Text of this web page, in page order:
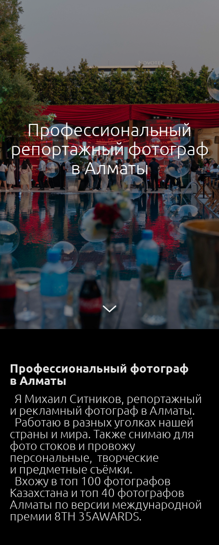
Профессиональный
репортажный фотограф
в Алматы
Профессиональный фотограф
в Алматы
Я Михаил Ситников, репортажный
и рекламный фотограф в Алматы.
Работаю в разных уголках нашей
страны и мира. Также снимаю для
фото стоков и провожу
персональные, творческие
и предметные съёмки.
Вхожу в топ 100 фотографов
Казахстана и топ 40 фотографов
Алматы по версии международной
премии 8TH 35AWARDS.